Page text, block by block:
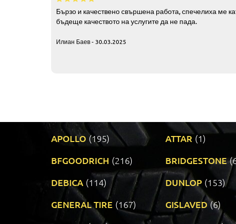
Бързо и качествено свършена работа, спечелиха ме
бъдеще качеството на услугите да не пада.
Илиан Баев - 30.03.2025
APOLLO (195) ATTAR (1)
BFGOODRICH (216) BRIDGESTONE
DEBICA (114) DUNLOP (153)
GENERAL TIRE (167) GISLAVED (6)